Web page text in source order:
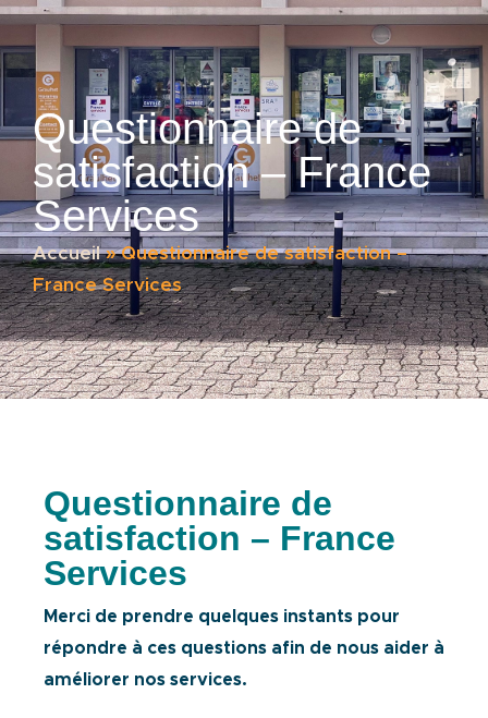
Questionnaire de
satisfaction – France
Services
Accueil»Questionnaire de satisfaction –
France Services
Questionnaire de
satisfaction – France
Services
Merci de prendre quelques instants pour
répondre à ces questions afin de nous aider à
améliorer nos services.